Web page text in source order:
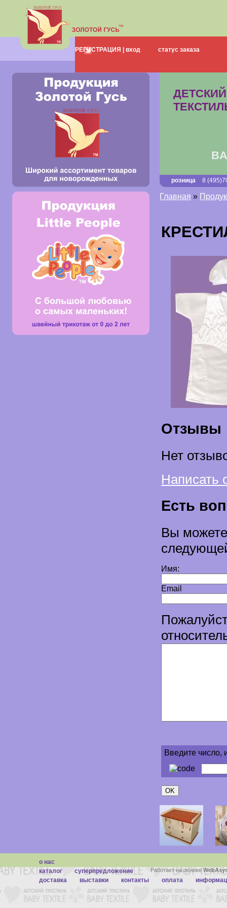
РЕГИСТРАЦИЯ | вход статус заказа
НОВЫЕ КОЛЛЕКЦИИ
ДЕТСКИЙ
розница 8
Главная »
Отзывы
Нет
Написать
Есть
Вы
Имя:
Email
Введите число,
о нас
каталог
суперпредложение
доставка
выставки контакты оплата
Работает на основе